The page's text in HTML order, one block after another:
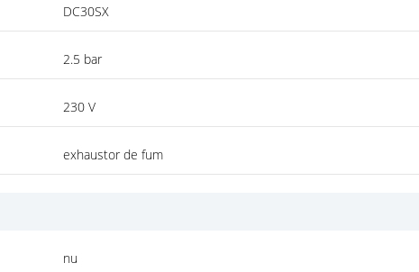
DC30SX
2.5 bar
230 V
exhaustor de fum
nu